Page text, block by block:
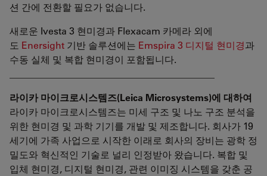
션 간에 전환할 필요가 없습니다.
새로운 Ivesta 3 현미경과 Flexacam 카메라 외에
도 Enersight 기반 솔루션에는 Emspira 3 디지털 현미경과
수동 실체 및 복합 현미경이 포함됩니다.
라이카 마이크로시스템즈(Leica Microsystems)에 대하여
라이카 마이크로시스템즈는 미세 구조 및 나노 구조 분석을
위한 현미경 및 과학 기기를 개발 및 제조합니다. 회사가 19
세기에 가족 사업으로 시작한 이래로 회사의 장비는 광학 정
밀도와 혁신적인 기술로 널리 인정받아 왔습니다. 복합 및
입체 현미경, 디지털 현미경, 관련 이미징 시스템을 갖춘 공